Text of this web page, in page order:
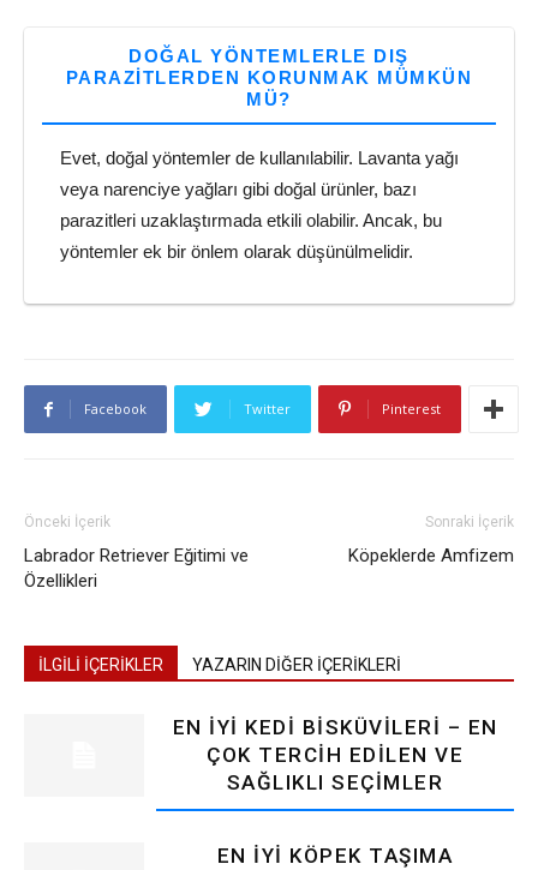
DOĞAL YÖNTEMLERLE DIŞ
PARAZITLERDEN KORUNMAK MÜMKÜN
MÜ?
Evet, doğal yöntemler de kullanılabilir. Lavanta yağı
veya narenciye yağları gibi doğal ürünler, bazı
parazitleri uzaklaştırmada etkili olabilir. Ancak, bu
yöntemler ek bir önlem olarak düşünülmelidir.
Facebook Twitter Pinterest
Önceki İçerik
Labrador Retriever Eğitimi ve
Özellikleri
Sonraki İçerik
Köpeklerde Amfizem
İLGİLİ İÇERİKLER YAZARIN DİĞER İÇERİKLERİ
EN İYI KEDI BISKÜVILERI – EN
ÇOK TERCIH EDILEN VE
SAĞLIKLI SEÇIMLER
EN İYI KÖPEK TAŞIMA